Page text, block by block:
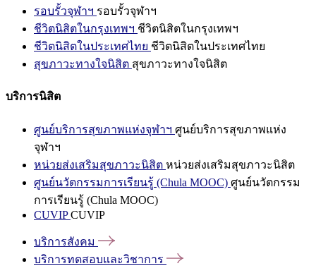
รอบรั้วจุฬาฯ รอบรั้วจุฬาฯ
ชีวิตนิสิตในกรุงเทพฯ ชีวิตนิสิตในกรุงเทพฯ
ชีวิตนิสิตในประเทศไทย ชีวิตนิสิตในประเทศไทย
สุขภาวะทางใจนิสิต สุขภาวะทางใจนิสิต
บริการนิสิต
ศูนย์บริการสุขภาพแห่งจุฬาฯ ศูนย์บริการสุขภาพแห่ง
จุฬาฯ
หน่วยส่งเสริมสุขภาวะนิสิต หน่วยส่งเสริมสุขภาวะนิสิต
ศูนย์นวัตกรรมการเรียนรู้ (Chula MOOC) ศูนย์นวัตกรรม
การเรียนรู้ (Chula MOOC)
CUVIPCUVIP
บริการสังคม
บริการทดสอบและวิชาการ